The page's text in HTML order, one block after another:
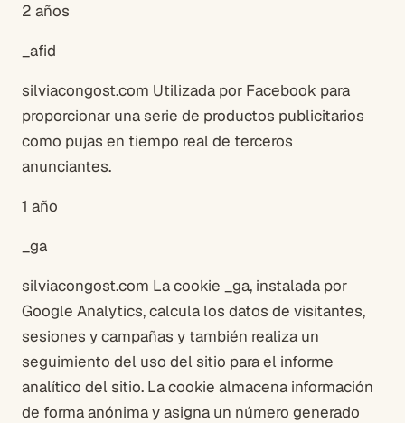
2 años
_afid
silviacongost.com Utilizada por Facebook para
proporcionar una serie de productos publicitarios
como pujas en tiempo real de terceros
anunciantes.
1 año
_ga
silviacongost.com La cookie _ga, instalada por
Google Analytics, calcula los datos de visitantes,
sesiones y campañas y también realiza un
seguimiento del uso del sitio para el informe
analítico del sitio. La cookie almacena información
de forma anónima y asigna un número generado